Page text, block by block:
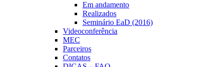
Em andamento
Realizados
Seminário EaD (2016)
Videoconferência
MEC
Parceiros
Contatos